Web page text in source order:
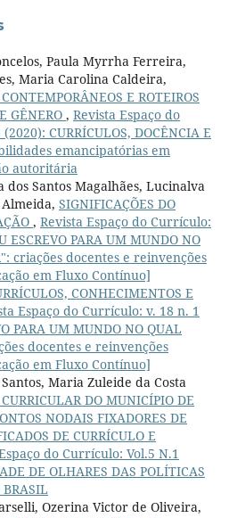
Paula Myrrha Ferreira,
Maria Carolina Caldeira,
E ROTEIROS
GÊNERO , Revista Espaço do
CURRÍCULOS, DOCÊNCIA E
emancipatórias em
autoritária
Santos Magalhães, Lucinalva
SIGNIFICAÇÕES DO
, Revista Espaço do Currículo:
ESCREVO PARA UM MUNDO NO
criações docentes e reinvenções
em Fluxo Contínuo]
CONHECIMENTOS E
Espaço do Currículo: v. 18 n. 1
PARA UM MUNDO NO QUAL
docentes e reinvenções
em Fluxo Contínuo]
Maria Zuleide da Costa
CURRICULAR DO MUNICÍPIO DE
NODAIS FIXADORES DE
DE CURRÍCULO E
do Currículo: Vol.5 N.1
DE OLHARES DAS POLÍTICAS
BRASIL
Ozerina Victor de Oliveira,